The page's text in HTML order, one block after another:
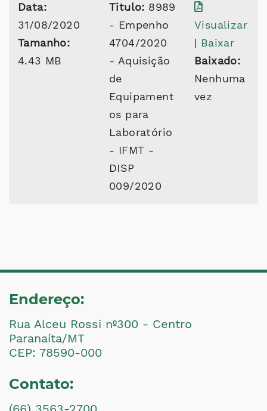
Data:
31/08/2020
Tamanho:
4.43 MB
Titulo: 8989
- Empenho
4704/2020
- Aquisição
de
Equipament
os para
Laboratório
- IFMT -
DISP
009/2020
Visualizar
| Baixar
Baixado:
Nenhuma
vez
Endereço:
Rua Alceu Rossi nº300 - Centro
Paranaíta/MT
CEP: 78590-000
Contato: